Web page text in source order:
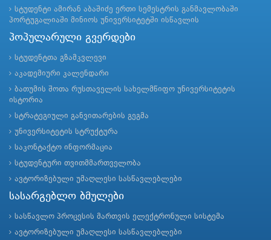
სტუდენტი ამირან აბაშიძე ერთი სემესტრის განმავლობაში
პორტუგალიაში მინიოს უნივერსიტეტში ისწავლის
პოპულარული გვერდები
სტუდენტთა გზამკვლევი
აკადემიური კალენდარი
ბათუმის შოთა რუსთაველის სახელმწიფო უნივერსიტეტის
ისტორია
სტრატეგიული განვითარების გეგმა
უნივერსიტეტის სტრუქტურა
საკონტაქტო ინფორმაცია
სტუდენტური თვითმმართველობა
ავტორიზებული უმაღლესი სასწავლებლები
სასარგებლო ბმულები
სასწავლო პროცესის მართვის ელექტრონული სისტემა
ავტორიზებული უმაღლესი სასწავლებლები